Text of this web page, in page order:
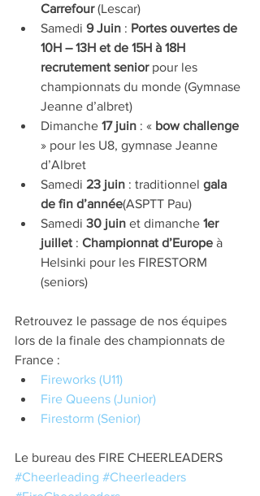
Carrefour (Lescar)
Samedi 9 Juin : Portes ouvertes de
10H – 13H et de 15H à 18H
recrutement senior pour les
championnats du monde (Gymnase
Jeanne d’albret)
Dimanche 17 juin : « bow challenge
» pour les U8, gymnase Jeanne
d’Albret
Samedi 23 juin : traditionnel gala
de fin d’année(ASPTT Pau)
Samedi 30 juin et dimanche 1er
juillet : Championnat d’Europe à
Helsinki pour les FIRESTORM
(seniors)
Retrouvez le passage de nos équipes
lors de la finale des championnats de
France :
Fireworks (U11)
Fire Queens (Junior)
Firestorm (Senior)
Le bureau des FIRE CHEERLEADERS
#Cheerleading #Cheerleaders